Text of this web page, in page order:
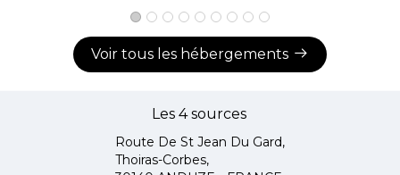
Voir tous les hébergements
Les 4 sources
Route De St Jean Du Gard,
Thoiras-Corbes,